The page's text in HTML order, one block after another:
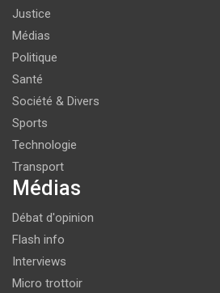
Justice
Médias
Politique
Santé
Société & Divers
Sports
Technologie
Transport
Médias
Débat d'opinion
Flash info
Interviews
Micro trottoir